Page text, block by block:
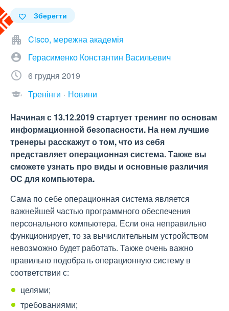
Зберегти
Cisco, мережна академія
Герасименко Константин Васильевич
6 грудня 2019
Тренінги
Новини
Начиная с 13.12.2019 стартует тренинг по основам
информационной безопасности. На нем лучшие
тренеры расскажут о том, что из себя
представляет операционная система. Также вы
сможете узнать про виды и основные различия
ОС для компьютера.
Сама по себе операционная система является
важнейшей частью программного обеспечения
персонального компьютера. Если она неправильно
функционирует, то за вычислительным устройством
невозможно будет работать. Также очень важно
правильно подобрать операционную систему в
соответствии с:
целями;
требованиями;